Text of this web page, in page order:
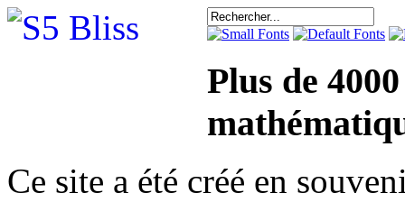
Plus de
Ce site a été créé en